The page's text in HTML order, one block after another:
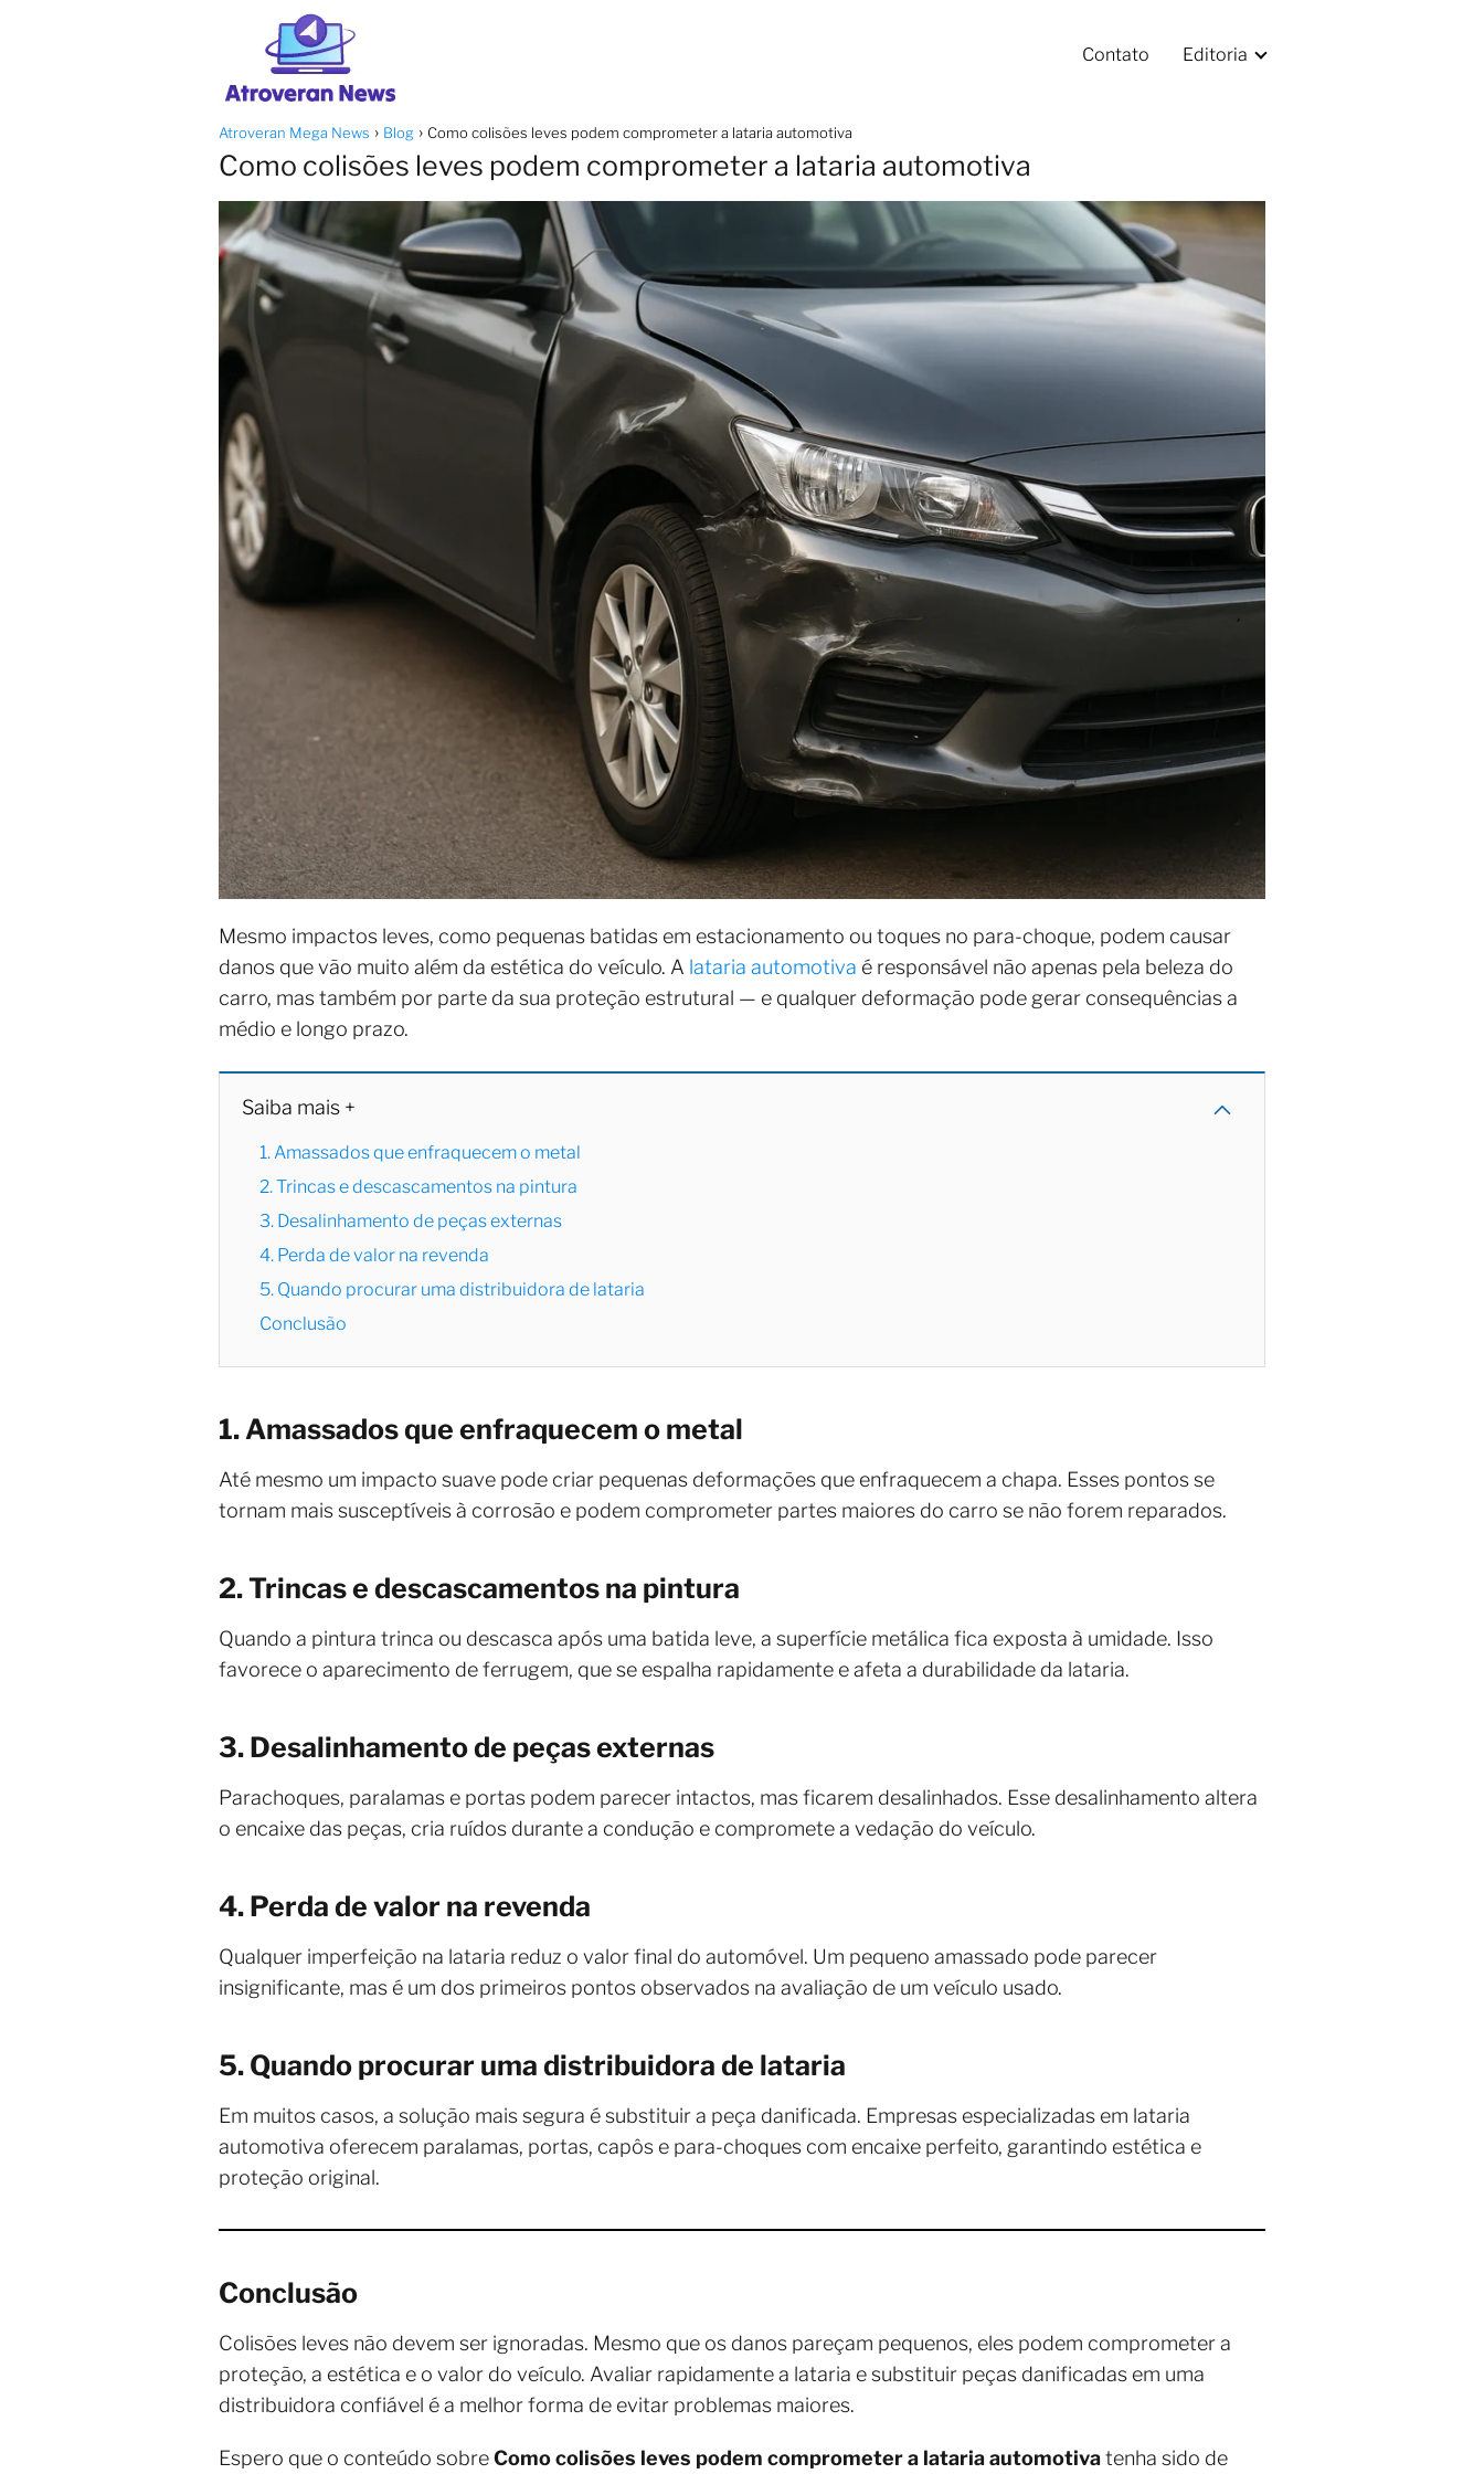
Contato Editoria
Atroveran Mega News Blog Como colisões leves podem comprometer a lataria automotiva
Como colisões leves podem comprometer a lataria automotiva
Mesmo impactos leves, como pequenas batidas em estacionamento ou toques no para-choque, podem causar
danos que vão muito além da estética do veículo. A lataria automotiva é responsável não apenas pela beleza do
carro, mas também por parte da sua proteção estrutural — e qualquer deformação pode gerar consequências a
médio e longo prazo.
Saiba mais +
1. Amassados que enfraquecem o metal
2. Trincas e descascamentos na pintura
3. Desalinhamento de peças externas
4. Perda de valor na revenda
5. Quando procurar uma distribuidora de lataria
Conclusão
1. Amassados que enfraquecem o metal
Até mesmo um impacto suave pode criar pequenas deformações que enfraquecem a chapa. Esses pontos se
tornam mais susceptíveis à corrosão e podem comprometer partes maiores do carro se não forem reparados.
2. Trincas e descascamentos na pintura
Quando a pintura trinca ou descasca após uma batida leve, a superfície metálica fica exposta à umidade. Isso
favorece o aparecimento de ferrugem, que se espalha rapidamente e afeta a durabilidade da lataria.
3. Desalinhamento de peças externas
Parachoques, paralamas e portas podem parecer intactos, mas ficarem desalinhados. Esse desalinhamento altera
o encaixe das peças, cria ruídos durante a condução e compromete a vedação do veículo.
4. Perda de valor na revenda
Qualquer imperfeição na lataria reduz o valor final do automóvel. Um pequeno amassado pode parecer
insignificante, mas é um dos primeiros pontos observados na avaliação de um veículo usado.
5. Quando procurar uma distribuidora de lataria
Em muitos casos, a solução mais segura é substituir a peça danificada. Empresas especializadas em lataria
automotiva oferecem paralamas, portas, capôs e para-choques com encaixe perfeito, garantindo estética e
proteção original.
Conclusão
Colisões leves não devem ser ignoradas. Mesmo que os danos pareçam pequenos, eles podem comprometer a
proteção, a estética e o valor do veículo. Avaliar rapidamente a lataria e substituir peças danificadas em uma
distribuidora confiável é a melhor forma de evitar problemas maiores.
Espero que o conteúdo sobreComo colisões leves podem comprometer a lataria automotivatenha sido de